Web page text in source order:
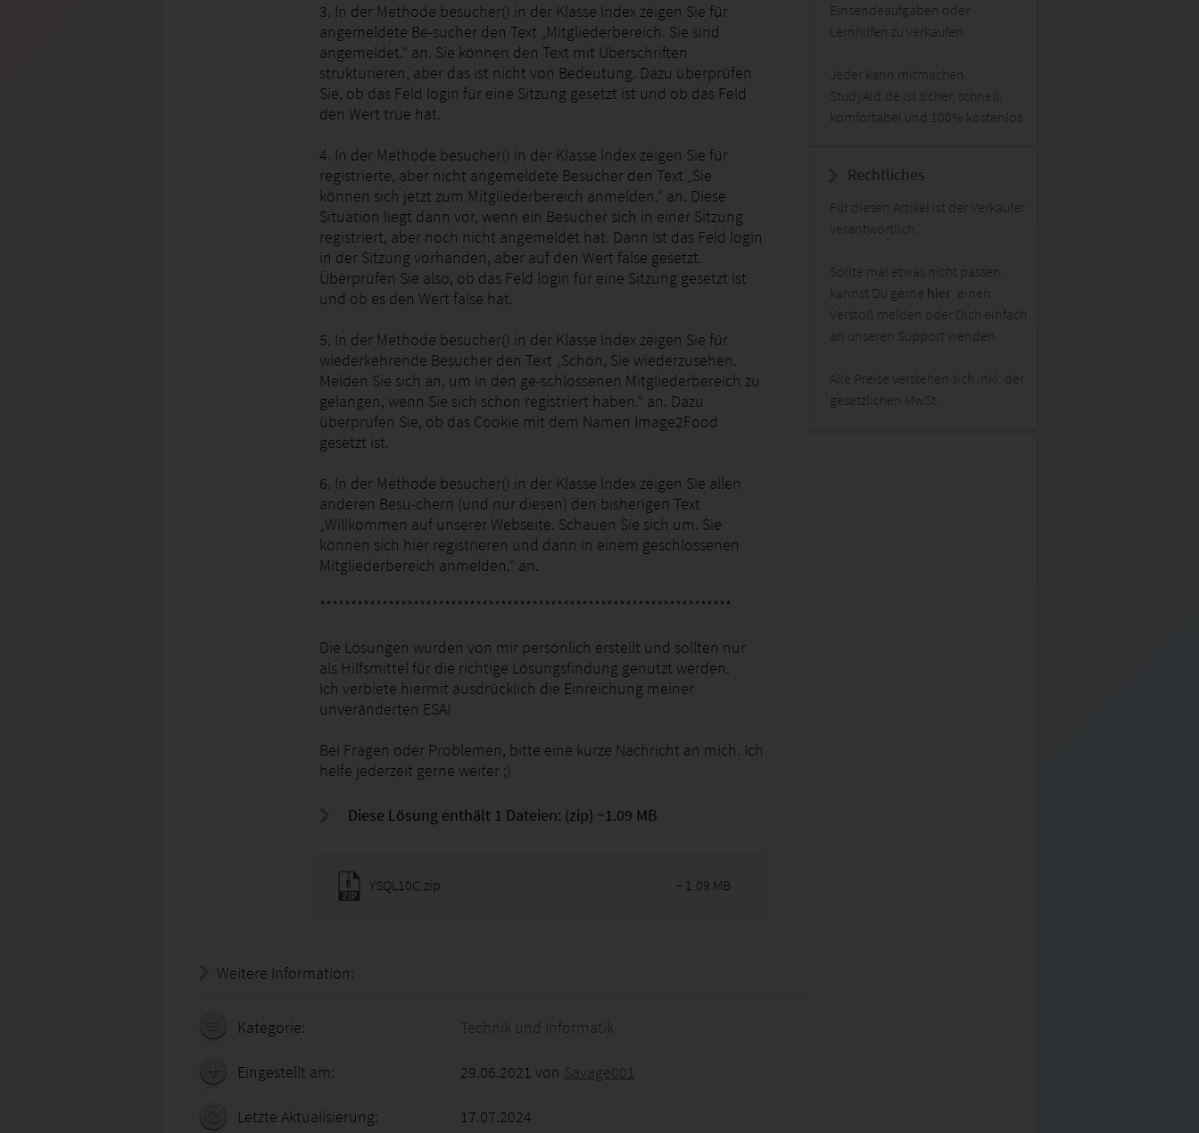
3. In der Methode besucher() in der Klasse Index zeigen Sie für
angemeldete Be-sucher den Text „Mitgliederbereich. Sie sind
angemeldet.“ an. Sie können den Text mit Überschriften
strukturieren, aber das ist nicht von Bedeutung. Dazu überprüfen
Sie, ob das Feld login für eine Sitzung gesetzt ist und ob das Feld
den Wert true hat.
4. In der Methode besucher() in der Klasse Index zeigen Sie für
registrierte, aber nicht angemeldete Besucher den Text „Sie
können sich jetzt zum Mitgliederbereich anmelden.“ an. Diese
Situation liegt dann vor, wenn ein Besucher sich in einer Sitzung
registriert, aber noch nicht angemeldet hat. Dann ist das Feld login
in der Sitzung vorhanden, aber auf den Wert false gesetzt.
Überprüfen Sie also, ob das Feld login für eine Sitzung gesetzt ist
und ob es den Wert false hat.
5. In der Methode besucher() in der Klasse Index zeigen Sie für
wiederkehrende Besucher den Text „Schön, Sie wiederzusehen.
Melden Sie sich an, um in den ge-schlossenen Mitgliederbereich zu
gelangen, wenn Sie sich schon registriert haben.“ an. Dazu
überprüfen Sie, ob das Cookie mit dem Namen Image2Food
gesetzt ist.
6. In der Methode besucher() in der Klasse Index zeigen Sie allen
anderen Besu-chern (und nur diesen) den bisherigen Text
„Willkommen auf unserer Webseite. Schauen Sie sich um. Sie
können sich hier registrieren und dann in einem geschlossenen
Mitgliederbereich anmelden.“ an.
******************************************************************
Die Lösungen wurden von mir persönlich erstellt und sollten nur
als Hilfsmittel für die richtige Lösungsfindung genutzt werden.
Ich verbiete hiermit ausdrücklich die Einreichung meiner
unveränderten ESA!
Bei Fragen oder Problemen, bitte eine kurze Nachricht an mich. Ich
helfe jederzeit gerne weiter ;)
Diese Lösung enthält 1 Dateien: (zip) ~1.09 MB
YSQL10C.zip ~ 1.09 MB
Weitere Information:
Kategorie: Technik und Informatik
Eingestellt am: 29.06.2021 von Savage001
Letzte Aktualisierung: 17.07.2024
Einsendeaufgaben oder
Lernhilfen zu verkaufen.
Jeder kann mitmachen.
StudyAid.de ist sicher, schnell,
komfortabel und 100% kostenlos.
Rechtliches
Für diesen Artikel ist der Verkäufer
verantwortlich.
Sollte mal etwas nicht passen,
kannst Du gerne hier einen
Verstoß melden oder Dich einfach
an unseren Support wenden.
Alle Preise verstehen sich inkl. der
gesetzlichen MwSt.